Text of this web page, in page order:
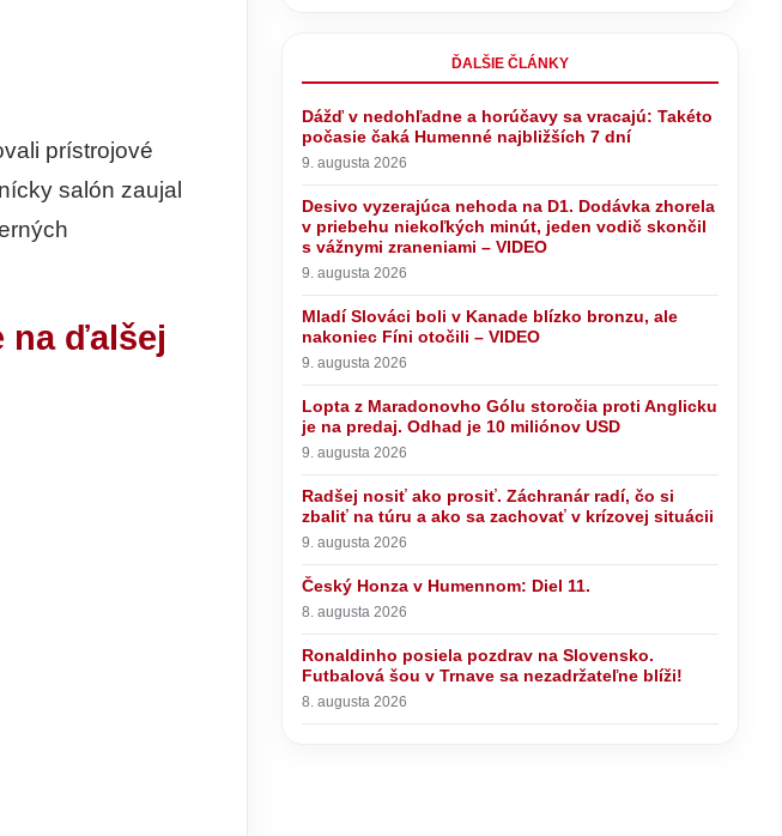
prístrojové
salón zaujal
na ďalšej
ĎALŠIE ČLÁNKY
Dážď v nedohľadne a horúčavy sa vracajú: Takéto
počasie čaká Humenné najbližších 7 dní
9. augusta 2026
Desivo vyzerajúca nehoda na D1. Dodávka zhorela
v priebehu niekoľkých minút, jeden vodič skončil
s vážnymi zraneniami – VIDEO
9. augusta 2026
Mladí Slováci boli v Kanade blízko bronzu, ale
nakoniec Fíni otočili – VIDEO
9. augusta 2026
Lopta z Maradonovho Gólu storočia proti Anglicku
je na predaj. Odhad je 10 miliónov USD
9. augusta 2026
Radšej nosiť ako prosiť. Záchranár radí, čo si
zbaliť na túru a ako sa zachovať v krízovej situácii
9. augusta 2026
Český Honza v Humennom: Diel 11.
8. augusta 2026
Ronaldinho posiela pozdrav na Slovensko.
Futbalová šou v Trnave sa nezadržateľne blíži!
8. augusta 2026